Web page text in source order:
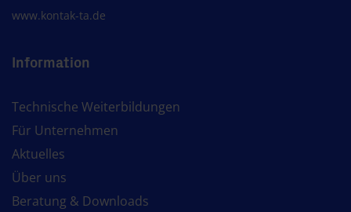
www.kontak-ta.de
Information
Technische Weiterbildungen
Für Unternehmen
Aktuelles
Über uns
Beratung & Downloads